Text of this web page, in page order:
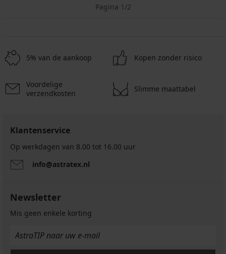
Pagina 1/2
5% van de aankoop Kopen zonder risico
Voordelige
verzendkosten
Slimme maattabel
Klantenservice
Op werkdagen van 8.00 tot 16.00 uur
info@astratex.nl
Newsletter
Mis geen enkele korting